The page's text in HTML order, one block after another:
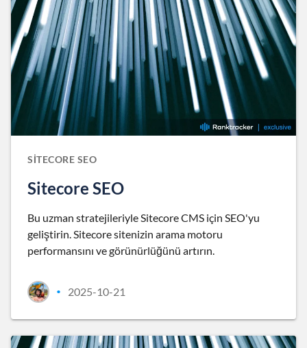
SITECORE SEO
Sitecore SEO
Bu uzman stratejileriyle Sitecore CMS için SEO'yu
geliştirin. Sitecore sitenizin arama motoru
performansını ve görünürlüğünü artırın.
• 2025-10-21